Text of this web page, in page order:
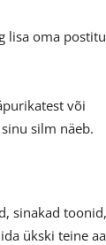
lisa oma
või
silm näeb.
sinakad toonid,
ükski teine